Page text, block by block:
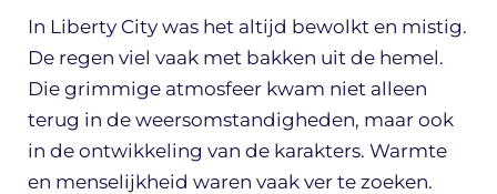
In Liberty City was het altijd bewolkt en mistig.
De regen viel vaak met bakken uit de hemel.
Die grimmige atmosfeer kwam niet alleen
terug in de weersomstandigheden, maar ook
in de ontwikkeling van de karakters. Warmte
en menselijkheid waren vaak ver te zoeken.